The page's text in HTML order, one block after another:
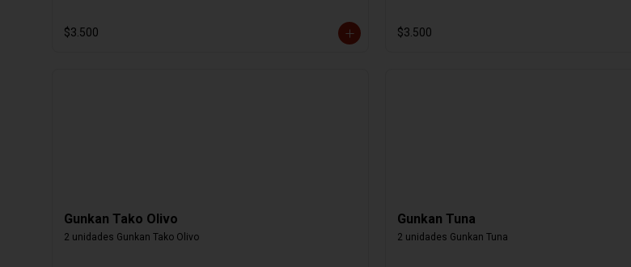
$3.500 $3.500
Gunkan Tako Olivo
2 unidades Gunkan Tako Olivo
Gunkan Tuna
2 unidades Gunkan Tuna